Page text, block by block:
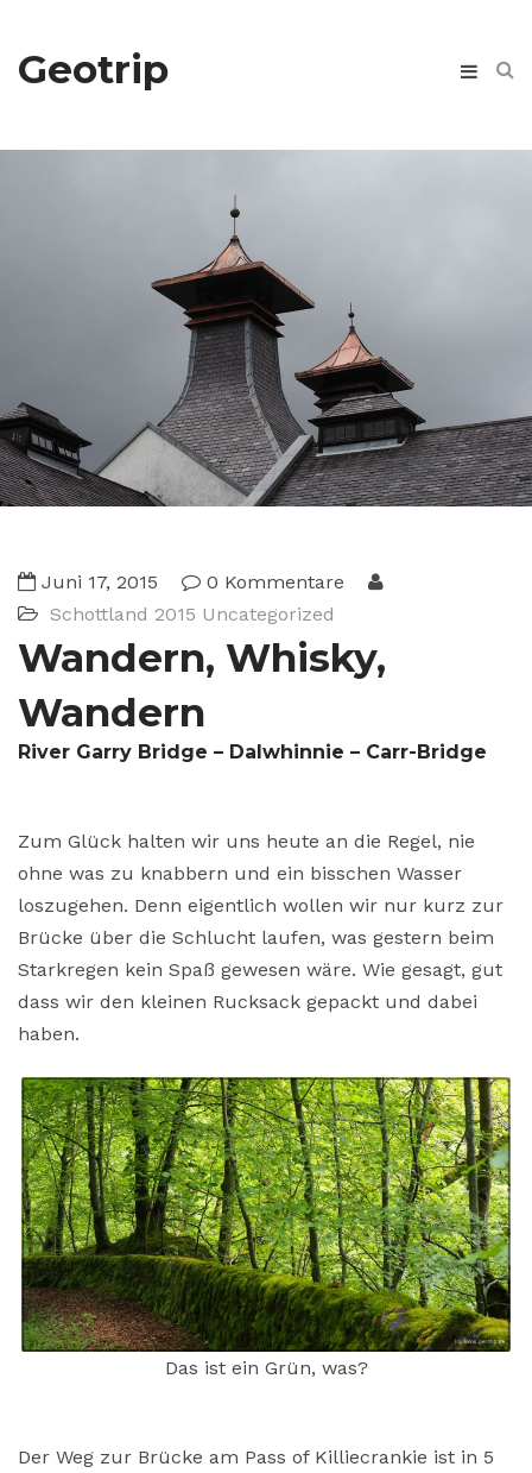
Geotrip
Juni 17, 2015
0 Kommentare
Schottland 2015 Uncategorized
Wandern, Whisky,
Wandern
River Garry Bridge – Dalwhinnie – Carr-Bridge
Zum Glück halten wir uns heute an die Regel, nie
ohne was zu knabbern und ein bisschen Wasser
loszugehen. Denn eigentlich wollen wir nur kurz zur
Brücke über die Schlucht laufen, was gestern beim
Starkregen kein Spaß gewesen wäre. Wie gesagt, gut
dass wir den kleinen Rucksack gepackt und dabei
haben.
Das ist ein Grün, was?
Der Weg zur Brücke am Pass of Killiecrankie ist in 5